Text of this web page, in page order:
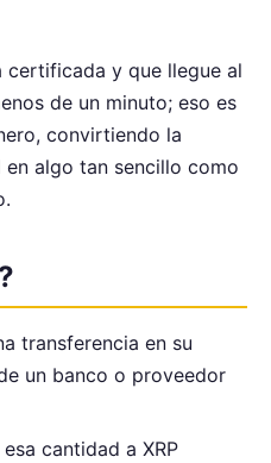
certificada y que llegue al
de un minuto; eso es
convirtiendo la
algo tan sencillo como
transferencia en su
un banco o proveedor
cantidad a XRP